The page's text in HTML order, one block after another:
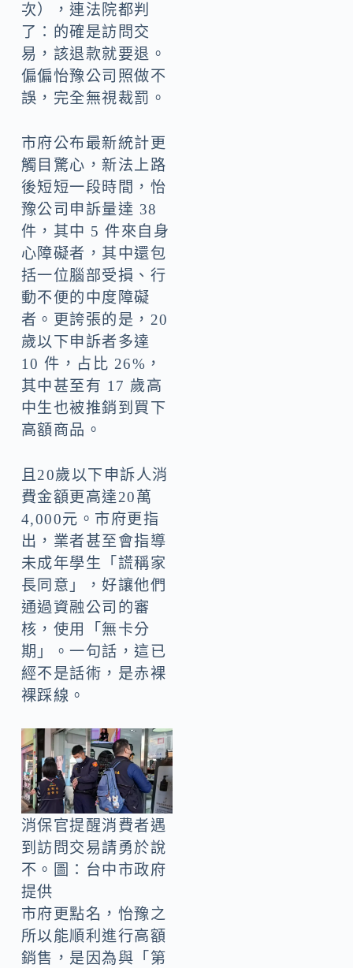
次），連法院都判
了：的確是訪問交
易，該退款就要退。
偏偏怡豫公司照做不
誤，完全無視裁罰。
市府公布最新統計更
觸目驚心，新法上路
後短短一段時間，怡
豫公司申訴量達 38
件，其中 5 件來自身
心障礙者，其中還包
括一位腦部受損、行
動不便的中度障礙
者。更誇張的是，20
歲以下申訴者多達
10 件，占比 26%，
其中甚至有 17 歲高
中生也被推銷到買下
高額商品。
且20歲以下申訴人消
費金額更高達20萬
4,000元。市府更指
出，業者甚至會指導
未成年學生「謊稱家
長同意」，好讓他們
通過資融公司的審
核，使用「無卡分
期」。一句話，這已
經不是話術，是赤裸
裸踩線。
消保官提醒消費者遇
到訪問交易請勇於說
不。圖：台中市政府
提供
市府更點名，怡豫之
所以能順利進行高額
銷售，是因為與「第